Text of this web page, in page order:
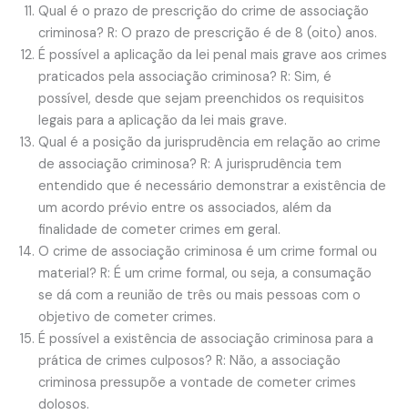
Qual é o prazo de prescrição do crime de associação
criminosa? R: O prazo de prescrição é de 8 (oito) anos.
É possível a aplicação da lei penal mais grave aos crimes
praticados pela associação criminosa? R: Sim, é
possível, desde que sejam preenchidos os requisitos
legais para a aplicação da lei mais grave.
Qual é a posição da jurisprudência em relação ao crime
de associação criminosa? R: A jurisprudência tem
entendido que é necessário demonstrar a existência de
um acordo prévio entre os associados, além da
finalidade de cometer crimes em geral.
O crime de associação criminosa é um crime formal ou
material? R: É um crime formal, ou seja, a consumação
se dá com a reunião de três ou mais pessoas com o
objetivo de cometer crimes.
É possível a existência de associação criminosa para a
prática de crimes culposos? R: Não, a associação
criminosa pressupõe a vontade de cometer crimes
dolosos.